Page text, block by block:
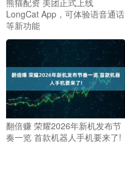
LongCat App，可体验语音通话
等新功能
翻倍赚 荣耀2026年新机发布节
奏一览 首款机器人手机要来了!